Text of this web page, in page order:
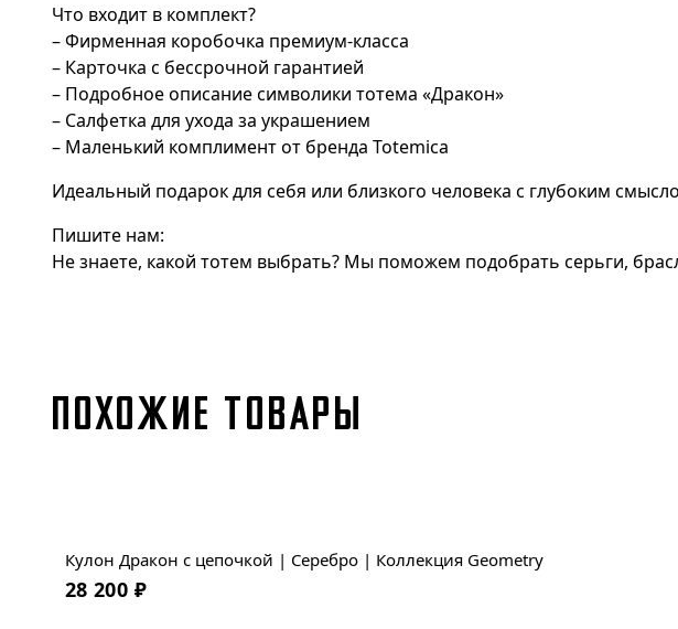
Что входит в комплект?
– Фирменная коробочка премиум-класса
– Карточка с бессрочной гарантией
– Подробное описание символики тотема «Дракон»
– Салфетка для ухода за украшением
– Маленький комплимент от бренда Totemica
Идеальный подарок для себя или близкого человека с глубоким
Пишите нам:
Не знаете, какой тотем выбрать? Мы поможем подобрать серьги,
ПОХОЖИЕ ТОВАРЫ
Кулон Дракон с цепочкой | Серебро | Коллекция Geometry
28 200 ₽